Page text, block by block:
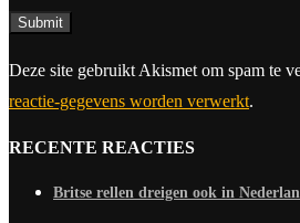
Deze site gebruikt Akismet om spam te
reactie-gegevens worden verwerkt.
RECENTE REACTIES
Britse rellen dreigen ook in